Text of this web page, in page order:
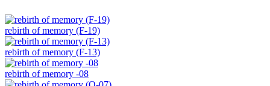
rebirth of memory (F-19)
rebirth of memory (F-13)
rebirth of memory -08